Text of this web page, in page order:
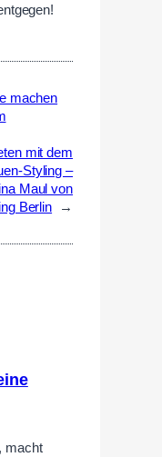
machen
mit dem
Styling –
Maul von
Berlin
→
macht